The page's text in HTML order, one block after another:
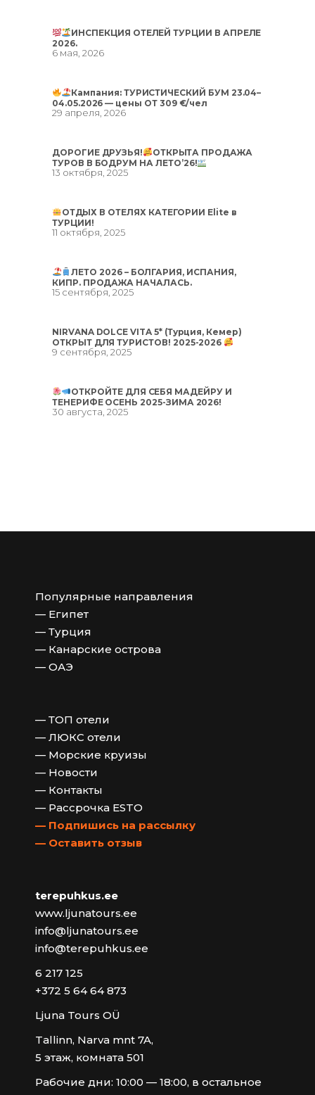
ИНСПЕКЦИЯ ОТЕЛЕЙ ТУРЦИИ В АПРЕЛЕ
2026.
6 мая, 2026
Кампания: ТУРИСТИЧЕСКИЙ БУМ 23.04–
04.05.2026 — цены ОТ 309 €/чел
29 апреля, 2026
ДОРОГИЕ ДРУЗЬЯ!
ОТКРЫТА ПРОДАЖА
ТУРОВ В БОДРУМ НА ЛЕТО’26!
13 октября, 2025
ОТДЫХ В ОТЕЛЯХ КАТЕГОРИИ Elite в
ТУРЦИИ!
11 октября, 2025
ЛЕТО 2026 – БОЛГАРИЯ, ИСПАНИЯ,
КИПР. ПРОДАЖА НАЧАЛАСЬ.
15 сентября, 2025
NIRVANA DOLCE VITA 5* (Турция, Кемер)
ОТКРЫТ ДЛЯ ТУРИСТОВ! 2025-2026
9 сентября, 2025
ОТКРОЙТЕ ДЛЯ СЕБЯ МАДЕЙРУ И
ТЕНЕРИФЕ ОСЕНЬ 2025-ЗИМА 2026!
30 августа, 2025
Популярные направления
— Египет
— Турция
— Канарские острова
— ОАЭ
— ТОП отели
— ЛЮКС отели
— Морские круизы
— Новости
— Контакты
— Рассрочка ESTO
— Подпишись на рассылку
— Оставить отзыв
terepuhkus.ee
www.ljunatours.ee
info@ljunatours.ee
info@terepuhkus.ee
6 217 125
+372 5 64 64 873
Ljuna Tours OÜ
Tallinn, Narva mnt 7A,
5 этаж, комната 501
Рабочие дни: 10:00 — 18:00, в остальное